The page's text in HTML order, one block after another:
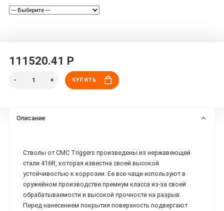
111520.41 Р
КУПИТЬ
Описание
Стволы от CMC Triggers произведены из нержавеющей
стали 416R, которая известна своей высокой
устойчивостью к коррозии. Ее все чаще используют в
оружейном производстве премиум класса из-за своей
обрабатываемости и высокой прочности на разрыв.
Перед нанесением покрытия поверхность подвергают